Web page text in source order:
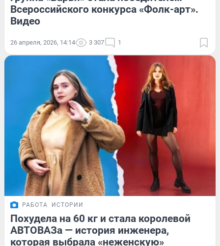
Всероссийского конкурса «Фолк-арт».
Видео
26 апреля, 2026, 14:14 3 307 1
РАБОТА ИСТОРИИ
Похудела на 60 кг и стала королевой
АВТОВАЗа — история инженера,
которая выбрала «неженскую»